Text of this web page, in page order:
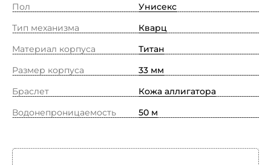
Пол
Унисекс
Тип механизма
Кварц
Материал корпуса
Титан
Размер корпуса
33 мм
Браслет
Кожа аллигатора
Водонепроницаемость
50 м